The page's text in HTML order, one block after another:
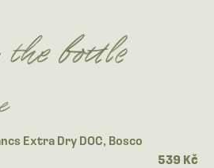
bottle
Extra Dry DOC, Bosco
539 Kč